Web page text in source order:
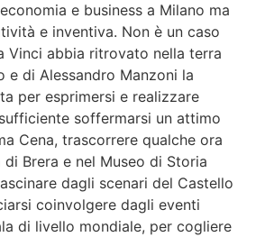
e business a Milano ma
e inventiva. Non è un caso
Vinci abbia ritrovato nella terra
e di Alessandro Manzoni la
per esprimersi e realizzare
soffermarsi un attimo
Cena, trascorrere qualche ora
di Brera e nel Museo di Storia
dagli scenari del Castello
coinvolgere dagli eventi
di livello mondiale, per cogliere